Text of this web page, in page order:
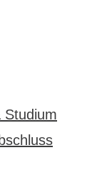
Studium